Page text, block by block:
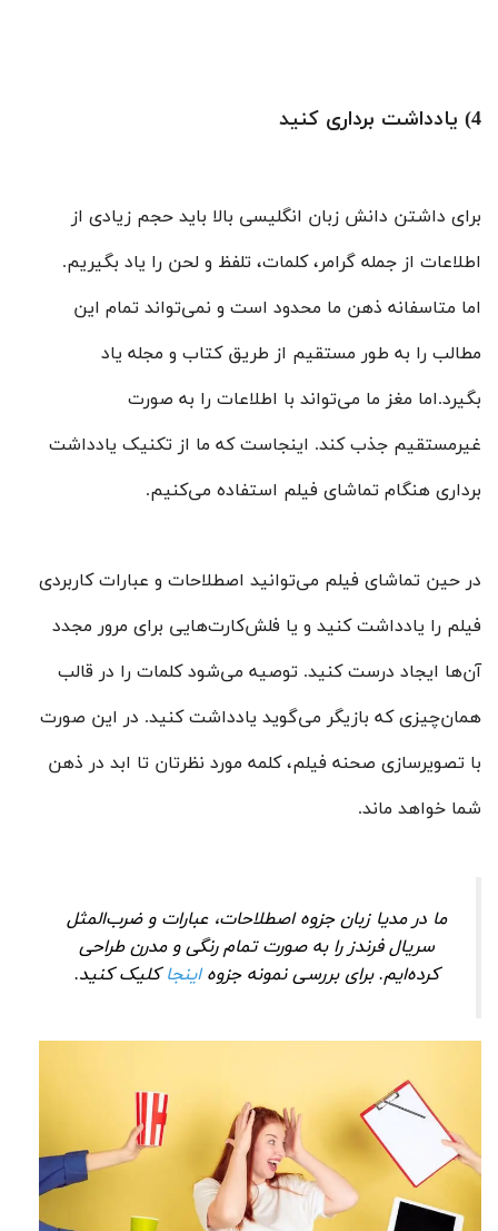
4) یادداشت برداری کنید
برای داشتن دانش زبان انگلیسی بالا باید حجم زیادی از
اطلاعات از جمله گرامر، کلمات، تلفظ و لحن را یاد بگیریم.
اما متاسفانه ذهن ما محدود است و نمی‌تواند تمام این
مطالب را به طور مستقیم از طریق کتاب و مجله یاد
بگیرد.اما مغز ما می‌تواند با اطلاعات را به صورت
غیرمستقیم جذب کند. اینجاست که ما از تکنیک یادداشت
برداری هنگام تماشای فیلم استفاده می‌کنیم.
در حین تماشای فیلم می‌توانید اصطلاحات و عبارات کاربردی
فیلم را یادداشت کنید و یا فلش‌کارت‌هایی برای مرور مجدد
آن‌ها ایجاد درست کنید. توصیه می‌شود کلمات را در قالب
همان‌چیزی که بازیگر می‌گوید یادداشت کنید. در این صورت
با تصویر‌سازی صحنه فیلم، کلمه مورد نظرتان تا ابد در ذهن
شما خواهد ماند.
ما در مدیا زبان جزوه اصطلاحات، عبارات و ضرب‌المثل
سریال فرندز را به صورت تمام رنگی و مدرن طراحی
کرده‌ایم. برای بررسی نمونه جزوهاینجاکلیک کنید.